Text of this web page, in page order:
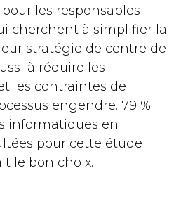
les responsables
cherchent à simplifier la
stratégie de centre de
à réduire les
les contraintes de
engendre. 79 %
informatiques en
pour cette étude
le bon choix.